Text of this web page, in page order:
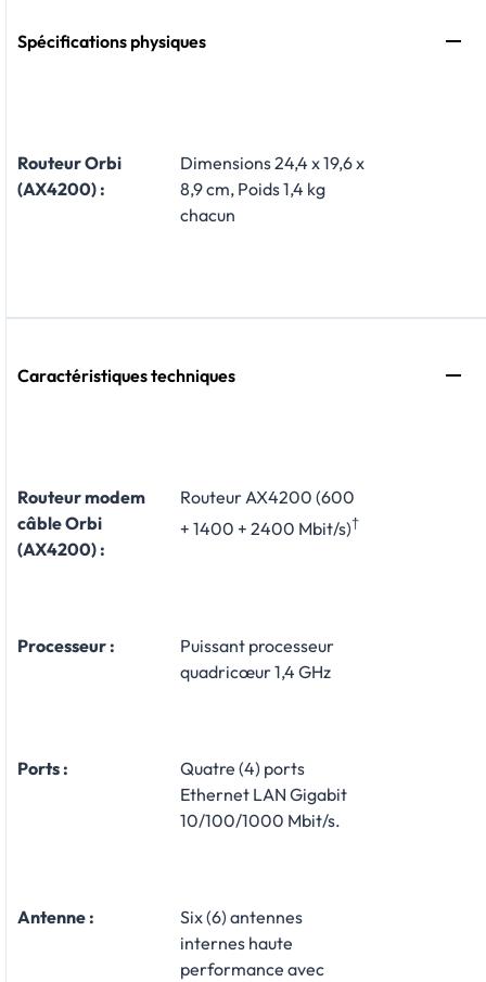
Spécifications physiques
Routeur Orbi
(AX4200) :
Dimensions 24,4 x 19,6 x
8,9 cm, Poids 1,4 kg
chacun
Caractéristiques techniques
Routeur modem
câble Orbi
(AX4200) :
Routeur AX4200 (600
+ 1400 + 2400 Mbit/s)†
Processeur :
Puissant processeur
quadricœur 1,4 GHz
Ports :
Quatre (4) ports
Ethernet LAN Gigabit
10/100/1000 Mbit/s.
Antenne :
Six (6) antennes
internes haute
performance avec